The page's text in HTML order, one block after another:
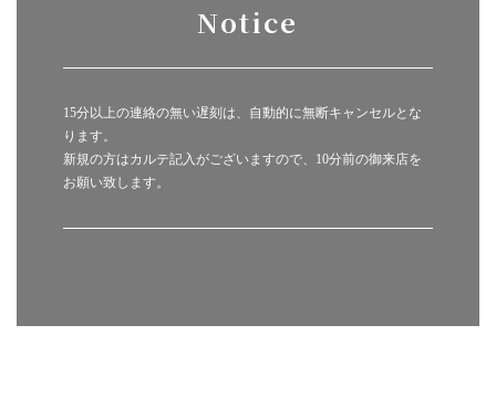
Notice
15分以上の連絡の無い遅刻は、自動的に無断キャンセルとな
ります。
新規の方はカルテ記入がございますので、10分前の御来店を
お願い致します。